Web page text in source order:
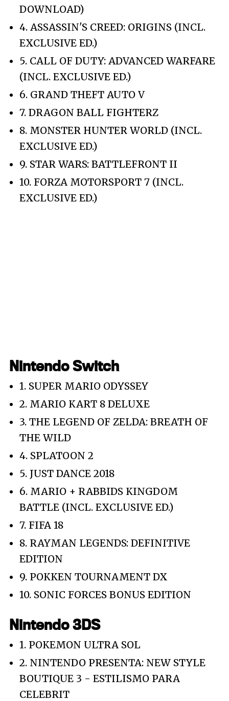
DOWNLOAD)
4. ASSASSIN'S CREED: ORIGINS (INCL.
EXCLUSIVE ED.)
5. CALL OF DUTY: ADVANCED WARFARE
(INCL. EXCLUSIVE ED.)
6. GRAND THEFT AUTO V
7. DRAGON BALL FIGHTERZ
8. MONSTER HUNTER WORLD (INCL.
EXCLUSIVE ED.)
9. STAR WARS: BATTLEFRONT II
10. FORZA MOTORSPORT 7 (INCL.
EXCLUSIVE ED.)
Nintendo Switch
1. SUPER MARIO ODYSSEY
2. MARIO KART 8 DELUXE
3. THE LEGEND OF ZELDA: BREATH OF
THE WILD
4. SPLATOON 2
5. JUST DANCE 2018
6. MARIO + RABBIDS KINGDOM
BATTLE (INCL. EXCLUSIVE ED.)
7. FIFA 18
8. RAYMAN LEGENDS: DEFINITIVE
EDITION
9. POKKEN TOURNAMENT DX
10. SONIC FORCES BONUS EDITION
Nintendo 3DS
1. POKEMON ULTRA SOL
2. NINTENDO PRESENTA: NEW STYLE
BOUTIQUE 3 - ESTILISMO PARA
CELEBRIT